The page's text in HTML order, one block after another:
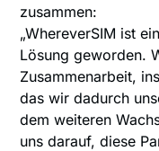
zusammen:
„WhereverSIM ist
Lösung geworden.
Zusammenarbeit,
das wir dadurch
dem weiteren
uns darauf, diese